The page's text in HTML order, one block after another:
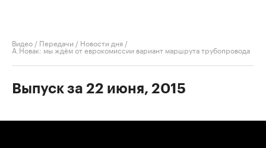
Видео / Передачи / Новости дня /
А.Новак: мы ждём от еврокомиссии вариант маршрута трубопровода
Выпуск за 22 июня, 2015